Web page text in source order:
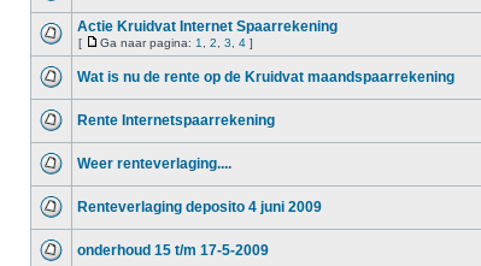
Actie Kruidvat Internet Spaarrekening
[ Ga naar pagina: 1 2 3 4 ]
Wat is nu de rente op de Kruidvat maandspaarrekening
Rente Internetspaarrekening
Weer renteverlaging....
Renteverlaging deposito 4 juni 2009
onderhoud 15 t/m 17-5-2009